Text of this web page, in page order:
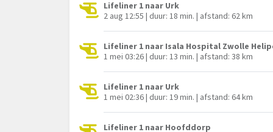
Lifeliner 1 naar Urk
2 aug 12:55 | duur: 18 min. | afstand: 62 km
Lifeliner 1 naar Isala Hospital Zwolle
1 mei 03:26 | duur: 13 min. | afstand: 38 km
Lifeliner 1 naar Urk
1 mei 02:36 | duur: 19 min. | afstand: 64 km
Lifeliner 1 naar Hoofddorp